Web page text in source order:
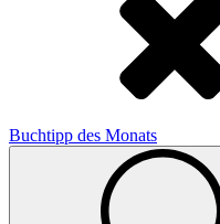
Buchtipp des Monats